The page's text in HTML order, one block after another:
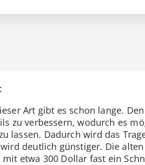
Art gibt es schon lange.
zu verbessern, wodurch es
lassen. Dadurch wird das
deutlich günstiger. Die
etwa 300 Dollar fast ein